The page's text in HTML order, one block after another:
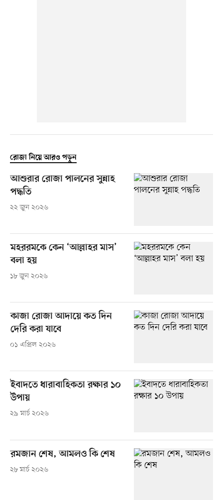
রোজা নিয়ে আরও পড়ুন
আশুরার রোজা পালনের সুন্নাহ
পদ্ধতি
২২ জুন ২০২৬
মহররমকে কেন ‘আল্লাহর মাস’
বলা হয়
১৮ জুন ২০২৬
কাজা রোজা আদায়ে কত দিন
দেরি করা যাবে
০১ এপ্রিল ২০২৬
ইবাদতে ধারাবাহিকতা রক্ষার ১০
উপায়
২৯ মার্চ ২০২৬
রমজান শেষ, আমলও কি শেষ
২৮ মার্চ ২০২৬